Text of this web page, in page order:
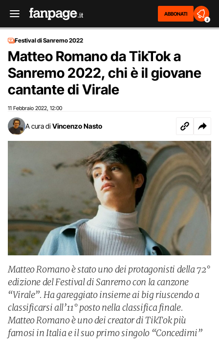
ABBONATI
2
Festival di Sanremo 2022
Matteo Romano da TikTok a
Sanremo 2022, chi è il giovane
cantante di Virale
11 Febbraio 2022 12:00
A cura di Vincenzo Nasto
Matteo Romano è stato uno dei protagonisti della 72°
edizione del Festival di Sanremo con la canzone
“Virale”. Ha gareggiato insieme ai big riuscendo a
classificarsi all’11° posto nella classifica finale.
Matteo Romano è uno dei creator di TikTok più
famosi in Italia e il suo primo singolo “Concedimi”